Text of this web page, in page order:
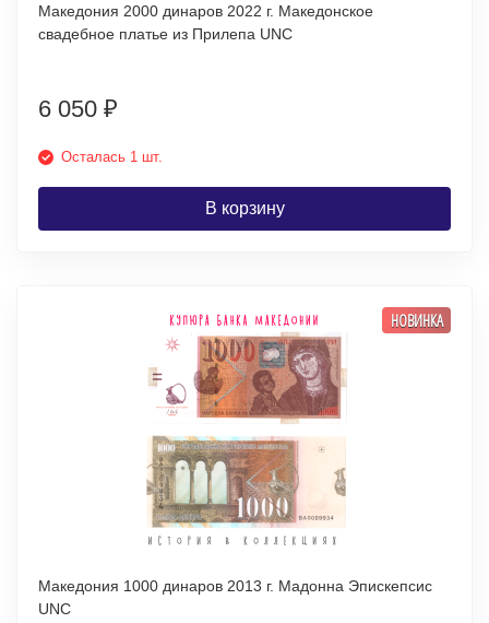
Македония 2000 динаров 2022 г. Македонское
свадебное платье из Прилепа UNC
6 050 ₽
Осталась 1 шт.
В корзину
НОВИНКА
Македония 1000 динаров 2013 г. Мадонна Эпискепсис
UNC